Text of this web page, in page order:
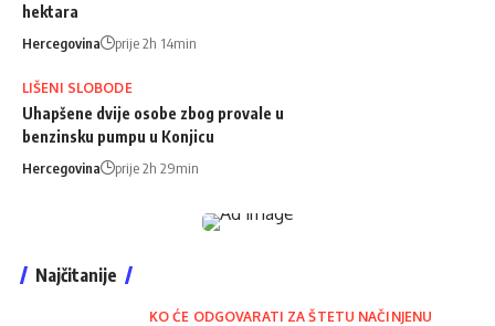
hektara
Hercegovina prije 2h 14min
LIŠENI SLOBODE
Uhapšene dvije osobe zbog provale u
benzinsku pumpu u Konjicu
Hercegovina prije 2h 29min
Najčitanije
KO ĆE ODGOVARATI ZA ŠTETU NAČINJENU